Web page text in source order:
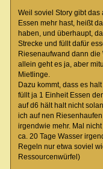
Weil soviel Story gibt
Essen mehr hast, heißt
haben, und überhaupt,
Strecke und füllt dafür
Riesenaufwand dann die
allein geht es ja, aber
Mietlinge.
Dazu kommt, dass es
füllt ja 1 Einheit Essen
auf d6 hält halt nicht
ich auf nen
irgendwie mehr. Mal
ca. 20 Tage Wasser
Regeln nur etwa soviel
Ressourcenwürfel)